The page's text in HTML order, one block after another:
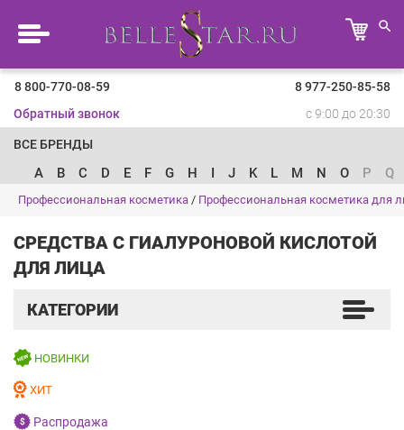
8 800-770-08-59
8 977-250-85-58
Обратный звонок
с 9:00 до 20:30
ВСЕ БРЕНДЫ
A B C D E F G H I J K L M N O P Q
Профессиональная косметика / Профессиональная косметика для
СРЕДСТВА С ГИАЛУРОНОВОЙ КИСЛОТОЙ
ДЛЯ ЛИЦА
КАТЕГОРИИ
НОВИНКИ
ХИТ
Распродажа